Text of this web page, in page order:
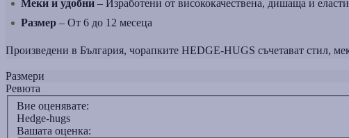
Меки и удобни – Изработени от висококачествена, дишаща и
Размер – От 6 до 12 месеца
Произведени в България, чорапките HEDGE-HUGS съчетават стил,
Размери
Ревюта
Вие оценявате:
Hedge-hugs
Вашата оценка: